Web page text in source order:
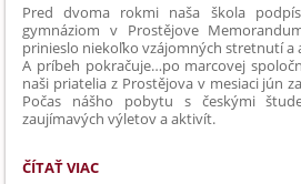
Pred dvoma rokmi naša škola
gymnáziom v Prostějove
prinieslo niekoľko vzájomných stretnutí a
A príbeh pokračuje…po marcovej
naši priatelia z Prostějova v mesiaci jún
Počas nášho pobytu s českými
zaujímavých výletov a aktivít.
CEZHRANIČNÝ
ČÍTAŤ VIAC